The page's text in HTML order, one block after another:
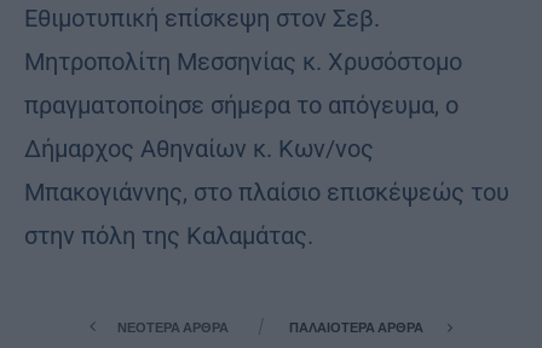
Εθιμοτυπική επίσκεψη στον Σεβ.
Μητροπολίτη Μεσσηνίας κ. Χρυσόστομο
πραγματοποίησε σήμερα το απόγευμα, ο
Δήμαρχος Αθηναίων κ. Κων/νος
Μπακογιάννης, στο πλαίσιο επισκέψεώς του
στην πόλη της Καλαμάτας.
ΝΕΌΤΕΡΑ ΆΡΘΡΑ ΠΑΛΑΙΌΤΕΡΑ ΆΡΘΡΑ